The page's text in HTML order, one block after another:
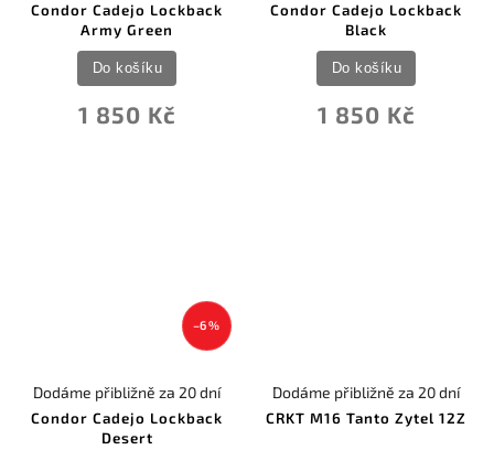
Condor Cadejo Lockback
Army Green
1 850 Kč
Do košíku
Condor Cadejo Lockback
Black
1 850 Kč
Do košíku
–6 %
Condor Cadejo Lockback
Desert
Dodáme přibližně za 20 dní
CRKT M16 Tanto Zytel 12Z
Dodáme přibližně za 20 dní